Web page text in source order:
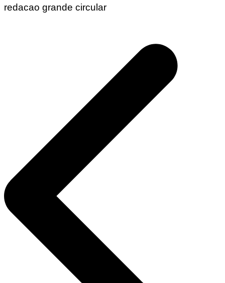
redacao grande circular